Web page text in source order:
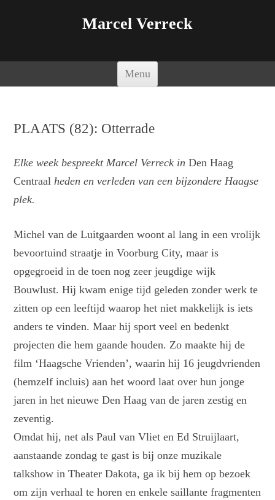
Marcel Verreck
Menu
PLAATS (82): Otterrade
Elke week bespreekt Marcel Verreck in Den Haag
Centraal heden en verleden van een bijzondere Haagse
plek.
Michel van de Luitgaarden woont al lang in een vrolijk
bevoortuind straatje in Voorburg City, maar is
opgegroeid in de toen nog zeer jeugdige wijk
Bouwlust. Hij kwam enige tijd geleden zonder werk te
zitten op een leeftijd waarop het niet makkelijk is iets
anders te vinden. Maar hij sport veel en bedenkt
projecten die hem gaande houden. Zo maakte hij de
film ‘Haagsche Vrienden’, waarin hij 16 jeugdvrienden
(hemzelf incluis) aan het woord laat over hun jonge
jaren in het nieuwe Den Haag van de jaren zestig en
zeventig.
Omdat hij, net als Paul van Vliet en Ed Struijlaart,
aanstaande zondag te gast is bij onze muzikale
talkshow in Theater Dakota, ga ik bij hem op bezoek
om zijn verhaal te horen en enkele saillante fragmenten